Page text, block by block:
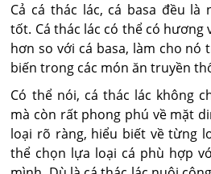
Cả cá thác lác, cá basa đều là
tốt. Cá thác lác có thể có hương
hơn so với cá basa, làm cho
biến trong các món ăn truyền
Có thể nói, cá thác lác không
mà còn rất phong phú về mặt
loại rõ ràng, hiểu biết về từng
thể chọn lựa loại cá phù hợp